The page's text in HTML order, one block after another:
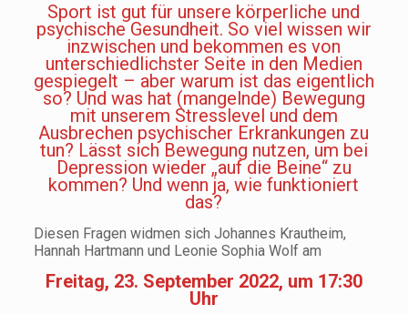
Sport ist gut für unsere körperliche und
psychische Gesundheit. So viel wissen wir
inzwischen und bekommen es von
unterschiedlichster Seite in den Medien
gespiegelt – aber warum ist das eigentlich
so? Und was hat (mangelnde) Bewegung
mit unserem Stresslevel und dem
Ausbrechen psychischer Erkrankungen zu
tun? Lässt sich Bewegung nutzen, um bei
Depression wieder „auf die Beine“ zu
kommen? Und wenn ja, wie funktioniert
das?
Diesen Fragen widmen sich Johannes Krautheim,
Hannah Hartmann und Leonie Sophia Wolf am
Freitag, 23. September 2022, um 17:30
Uhr